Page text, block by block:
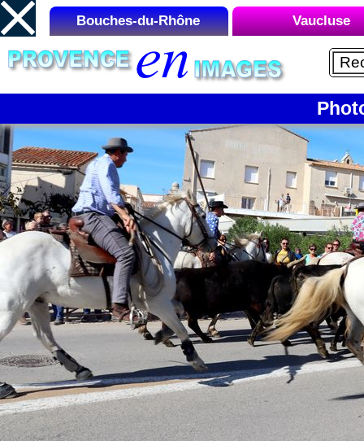
Bouches-du-Rhône
Liste des Microrégions :
Aix-en-Provence
Cap Canaille
La Camargue
La Côte Bleue
La Montagnette
La Sainte-Victoire
Les Alpilles
Marseille
Martigues
Salon-de-Provence
Vaucluse
Liste des
Avignon
Carpentras
Gordes
Le Luberon
Mont
Orange
Vaison-la-